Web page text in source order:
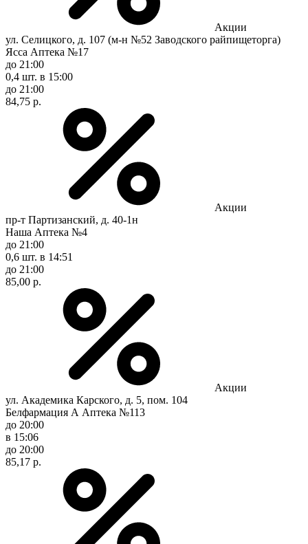
Акции
ул. Селицкого, д. 107 (м-н №52 Заводского райпищеторга)
Ясса Аптека №17
до 21:00
0,4 шт. в 15:00
до 21:00
84,75 р.
Акции
пр-т Партизанский, д. 40-1н
Наша Аптека №4
до 21:00
0,6 шт. в 14:51
до 21:00
85,00 р.
Акции
ул. Академика Карского, д. 5, пом. 104
Белфармация А Аптека №113
до 20:00
в 15:06
до 20:00
85,17 р.